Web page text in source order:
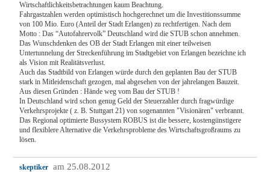
Wirtschaftlichkeitsbetrachtungen kaum Beachtung.
Fahrgastzahlen werden optimistisch hochgerechnet um die Investitionssumme
von 100 Mio. Euro (Anteil der Stadt Erlangen) zu rechtfertigen. Nach dem
Motto : Das “Autofahrervolk” Deutschland wird die STUB schon annehmen.
Das Wunschdenken des OB der Stadt Erlangen mit einer teilweisen
Untertunnelung der Streckenführung im Stadtgebiet von Erlangen bezeichne ich
als Vision mit Realitätsverlust.
Auch das Stadtbild von Erlangen würde durch den geplanten Bau der STUB
stark in Mitleidenschaft gezogen, mal abgesehen von der jahrelangen Bauzeit.
Aus diesen Gründen : Hände weg vom Bau der STUB !
In Deutschland wird schon genug Geld der Steuerzahler durch fragwürdige
Verkehrsprojekte ( z. B. Stuttgart 21) von sogenannten "Visionären" verbrannt.
Das Regional optimierte Bussystem ROBUS ist die bessere, kostengünstigere
und flexiblere Alternative die Verkehrsprobleme des Wirtschaftsgroßraums zu
lösen.
skeptiker am 25.08.2012